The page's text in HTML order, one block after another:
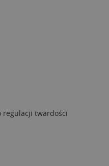
regulacji twardości